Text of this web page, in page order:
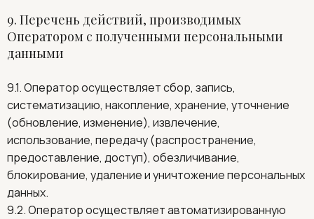
9. Перечень действий, производимых
Оператором с полученными персональными
данными
9.1. Оператор осуществляет сбор, запись,
систематизацию, накопление, хранение, уточнение
(обновление, изменение), извлечение,
использование, передачу (распространение,
предоставление, доступ), обезличивание,
блокирование, удаление и уничтожение персональных
данных.
9.2. Оператор осуществляет автоматизированную